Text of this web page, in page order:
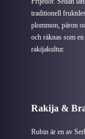
traditionell
plommon, päron
och räknas som
rakijakultur.
Rakija &
Rubin är en av